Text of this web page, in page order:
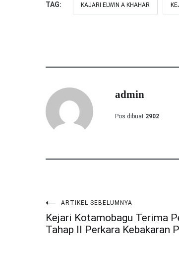
TAG: KAJARI ELWIN A KHAHAR
admin
Pos dibuat 2902
Navigasi
pos
ARTIKEL SEBELUMNYA
Kejari Kotamobagu Terima
Tahap II Perkara Kebakaran